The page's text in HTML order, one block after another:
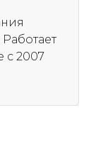
с 2007